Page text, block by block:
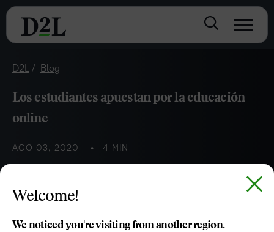
D2L Blog
Los estudiantes apuestan por la educación
online
AGO 03, 2020 4 MIN
décadas
Welcome!
We noticed you're visiting from another region.